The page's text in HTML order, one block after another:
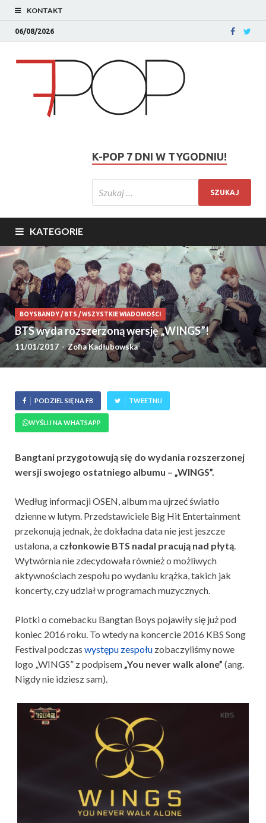
KONTAKT
06/08/2026
K-POP 7 DNI W TYGODNIU!
KATEGORIE
BOYSBANDY/BTS /WSZYSTKIE WIADOMOŚCI
BTS wyda rozszerzoną wersję „WINGS”!
11/01/2017 -Zofia Kadłubowska
PODZIEL SIĘ NA FB TWEETNIJ
WYŚLIJ NA WHATSAPP
Bangtani przygotowują się do wydania rozszerzonej
wersji swojego ostatniego albumu – „WINGS”.
Według informacji OSEN, album ma ujrzeć światło
dzienne w lutym. Przedstawiciele Big Hit Entertainment
przekonują jednak, że dokładna data nie jest jeszcze
ustalona, a członkowie BTS nadal pracują nad płytą.
Wytwórnia nie zdecydowała również o możliwych
aktywnościach zespołu po wydaniu krążka, takich jak
koncerty, czy udział w programach muzycznych.
Plotki o comebacku Bangtan Boys pojawiły się już pod
koniec 2016 roku. To wtedy na koncercie 2016 KBS Song
Festival podczas występu zespołu zobaczyliśmy nowe
logo „WINGS” z podpisem„You never walk alone” (ang.
Nigdy nie idziesz sam).